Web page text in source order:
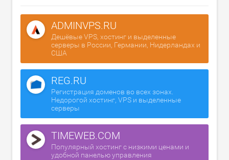
ADMINVPS.RU
Дешёвые VPS, хостинг и выделенные
серверы в России, Германии, Нидерландах и
США
REG.RU
Регистрация доменов во всех зонах.
Недорогой хостинг, VPS и выделенные
серверы
TIMEWEB.COM
Популярный хостинг с низкими ценами и
удобной панелью управления